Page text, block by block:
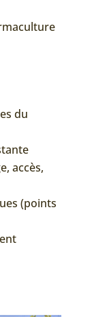
du
accès,
(points